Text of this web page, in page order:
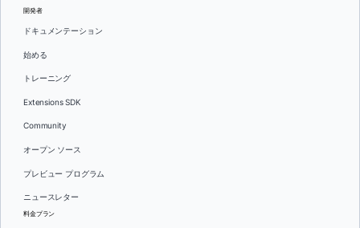
開発者
ドキュメンテーション
始める
トレーニング
Extensions SDK
Community
オープン ソース
プレビュー プログラム
ニュースレター
料金プラン